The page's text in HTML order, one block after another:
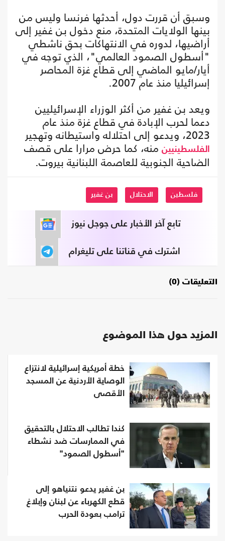
وسبق أن قررت دول، أحدثها فرنسا وليس من
بينها الولايات المتحدة، منع دخول بن غفير إلى
أراضيها، لدوره في الانتهاكات بحق ناشطي
"أسطول الصمود العالمي"، الذي توجه في
أيار/مايو الماضي إلى قطاع غزة المحاصر
إسرائيليا منذ عام 2007.
ويعد بن غفير من أكثر الوزراء الإسرائيليين
دعما لحرب الإبادة في قطاع غزة منذ عام
2023، ويدعو إلى احتلاله واستيطانه وتهجير
الفلسطينيين منه، كما حرض مرارا على قصف
الضاحية الجنوبية للعاصمة اللبنانية بيروت.
فلسطين الاحتلال بن غفير
تابع آخر الأخبار على جوجل نيوز
اشترك في قناتنا على تليغرام
التعليقات (0)
المزيد حول هذا الموضوع
خطة أمريكية إسرائيلية لانتزاع
الوصاية الأردنية عن المسجد
الأقصى
كندا تطالب الاحتلال بالتحقيق
في الممارسات ضد نشطاء
"أسطول الصمود"
بن غفير يدعو نتنياهو إلى
قطع الكهرباء عن لبنان وإبلاغ
ترامب بعودة الحرب